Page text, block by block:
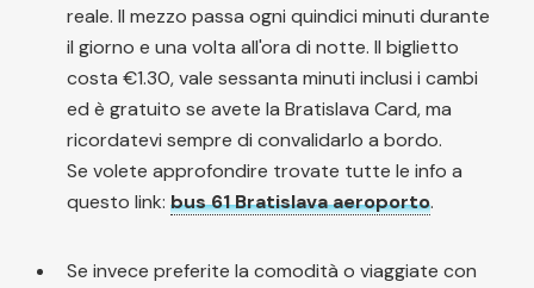
reale. Il mezzo passa ogni quindici minuti durante
il giorno e una volta all'ora di notte. Il biglietto
costa €1.30, vale sessanta minuti inclusi i cambi
ed è gratuito se avete la Bratislava Card, ma
ricordatevi sempre di convalidarlo a bordo.
Se volete approfondire trovate tutte le info a
questo link: bus 61 Bratislava aeroporto.
Se invece preferite la comodità o viaggiate con